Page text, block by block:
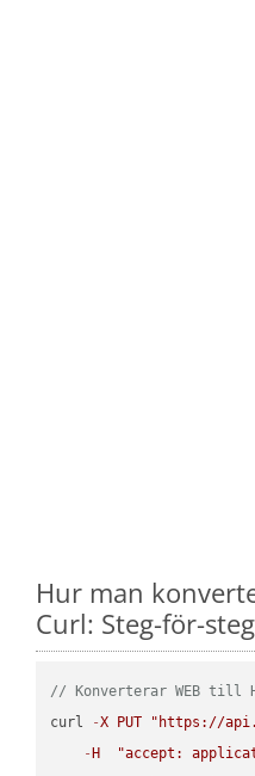
Hur man
Curl: Steg-för-
// Konverterar WEB till
curl
-X PUT
"https://
- H
"accept: